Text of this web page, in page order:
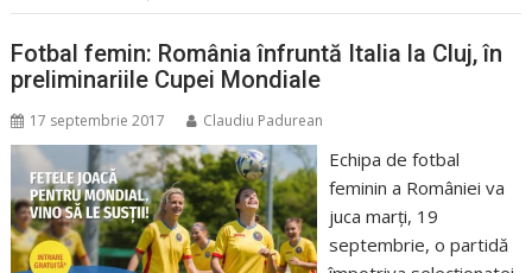
Fotbal femin: România înfruntă Italia la Cluj, în
preliminariile Cupei Mondiale
17 septembrie 2017 Claudiu Padurean
Echipa de fotbal
feminin a României va
juca marţi, 19
septembrie, o partidă